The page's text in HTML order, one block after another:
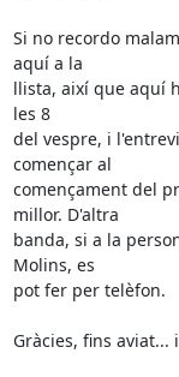
Si no recordo
aquí a la
llista, així que aquí
les 8
del vespre, i
començar al
començament del
millor. D'altra
banda, si a la
Molins, es
pot fer per telèfon.
Gràcies, fins